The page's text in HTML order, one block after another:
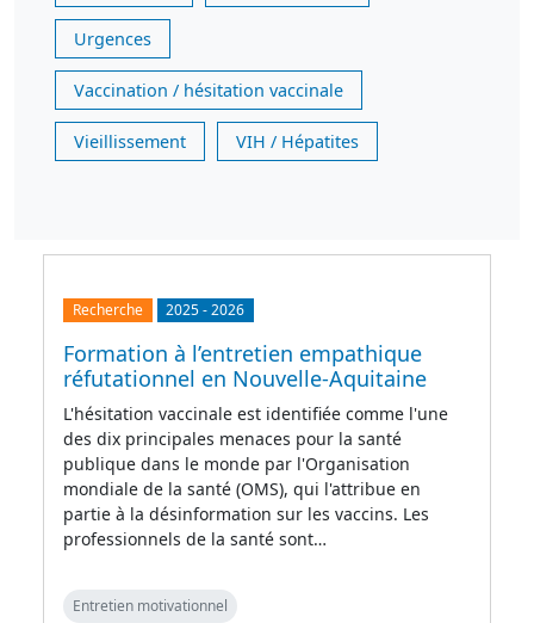
Urgences
Vaccination / hésitation vaccinale
Vieillissement VIH / Hépatites
Recherche 2025-2026
Formation à l’entretien empathique
réfutationnel en Nouvelle-Aquitaine
L'hésitation vaccinale est identifiée comme l'une
des dix principales menaces pour la santé
publique dans le monde par l'Organisation
mondiale de la santé (OMS), qui l'attribue en
partie à la désinformation sur les vaccins. Les
professionnels de la santé sont…
Entretien motivationnel